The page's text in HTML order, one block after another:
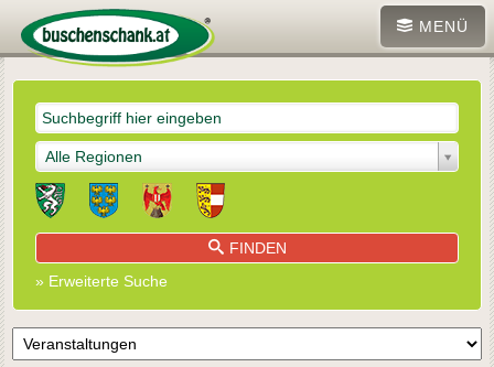
MENÜ
Alle Regionen
FINDEN
» Erweiterte Suche